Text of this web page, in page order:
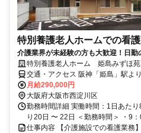
特別養護老人ホームでの看
介護業界が未経験の方も大歓迎！日
特別養護老人ホーム 姫島みずほ苑
交通・アクセス 阪神「姫島」駅よ
徒歩約10分
月給290,000円
大阪府大阪市西淀川区
勤務時間詳細 実働時間：1日あた
り20日 〜 22日 ＜勤務時間＞ ・9
仕事内容 【介護施設での看護業務